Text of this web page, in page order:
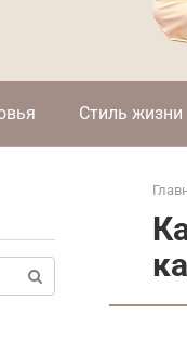
Стиль жизни